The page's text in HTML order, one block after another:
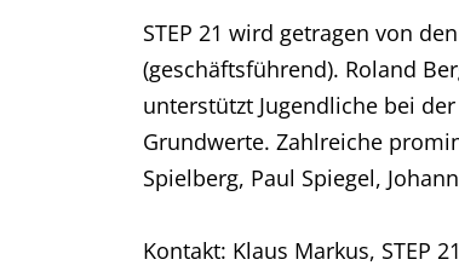
STEP 21 wird getragen von
(geschäftsführend). Roland
unterstützt Jugendliche bei
Grundwerte. Zahlreiche
Spielberg, Paul Spiegel,
Kontakt: Klaus Markus, STEP